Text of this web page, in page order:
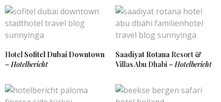
Hotel Sofitel Dubai Downtown
–Hotelbericht
Saadiyat Rotana Resort &
Villas Abu Dhabi –Hotelbericht